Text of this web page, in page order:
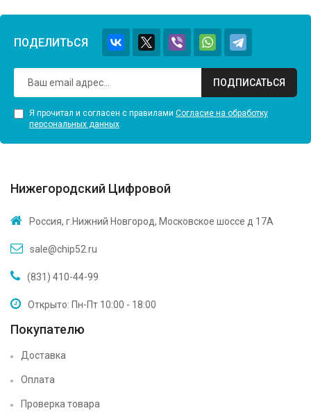
ПОДЕЛИТЬСЯ
ПОДПИСАТЬСЯ
Я прочитал и согласен с правилами Согласие на обработку
персональных данных
Нижегородский Цифровой
Россия, г.Нижний Новгород, Московское шоссе д 17А
sale@chip52.ru
(831) 410-44-99
Открыто: Пн-Пт 10:00 - 18:00
Покупателю
Доставка
Оплата
Проверка товара